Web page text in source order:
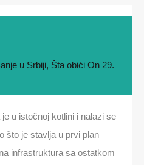
u Srbiji, Šta obići On 29.
u istočnoj kotlini i nalazi se
što je stavlja u prvi plan
infrastruktura sa ostatkom